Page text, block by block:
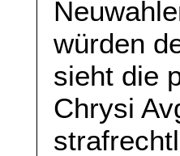
würden
sieht die
Chrysi